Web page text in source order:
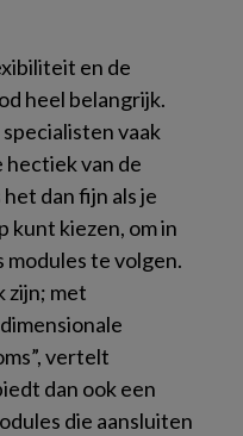
en de
heel belangrijk.
vaak
van de
dan fijn als je
kunt kiezen, om in
modules te volgen.
zijn; met
vertelt
dan ook een
die aansluiten